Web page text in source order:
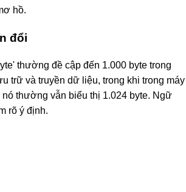
hồ.
đổi
thường đề cập đến 1.000 byte trong
trữ và truyền dữ liệu, trong khi trong máy
nó thường vẫn biểu thị 1.024 byte. Ngữ
rõ ý định.